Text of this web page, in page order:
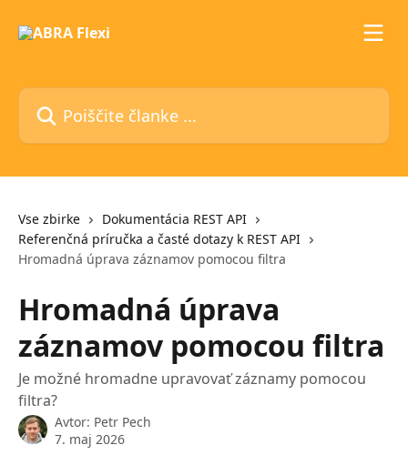
Poiščite članke ...
Vse zbirke
Dokumentácia REST API
Referenčná príručka a časté dotazy k REST API
Hromadná úprava záznamov pomocou filtra
Hromadná úprava
záznamov pomocou filtra
Je možné hromadne upravovať záznamy pomocou
filtra?
Avtor: Petr Pech
7. maj 2026